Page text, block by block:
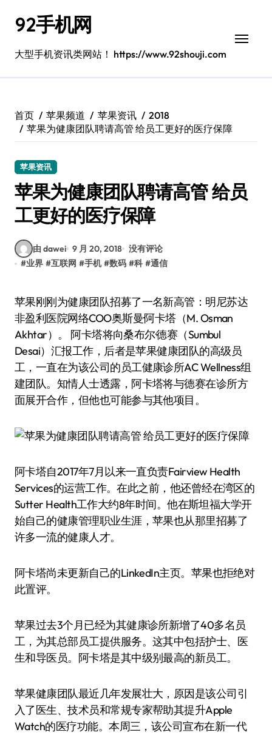
92手机网
大型手机资讯类网站！ https://www.92shouji.com
首页 苹果频道 苹果资讯
2018
苹果为健康团队聘请高管 给员工更好的医疗保障
苹果资讯
苹果为健康团队聘请高管 给员
工更好的医疗保障
由 dawei 9 月 20, 2018 没有评论
#业界 #互联网 #手机 #数码 #科 #通信
苹果刚刚为健康团队招募了一名新高管：明尼苏达
非盈利医院网络COO奥斯曼·阿卡塔（M. Osman
Akhtar）。 阿卡塔将向桑布尔·德赛（Sumbul
Desai）汇报工作，后者是苹果健康团队的高级员
工，一直在为该公司的员工健康诊所AC Wellness组
建团队。知情人士透露，阿卡塔将与德赛在诊所方
面展开合作，但他也可能参与其他项目。
阿卡塔自2017年7月以来一直负责Fairview Health
Services的运营工作。在此之前，他还曾经在湾区的
Sutter Health工作大约8年时间。他在斯坦福大学开
始自己的健康管理职业生涯，苹果也从那里招募了
许多一流的健康人才。
阿卡塔尚未更新自己的LinkedIn主页。苹果也拒绝对
此置评。
苹果过去3个月已经为其健康诊所新增了40多名员
工，为其总部员工提供服务。这其中包括护士、医
生和导医员。阿卡塔是其中级别最高的新员工。
苹果健康团队最近几年发展壮大，原因是该公司引
入了医生、技术员和常规专家帮助其提升Apple
Watch的医疗功能。本周三，该公司宣布在新一代